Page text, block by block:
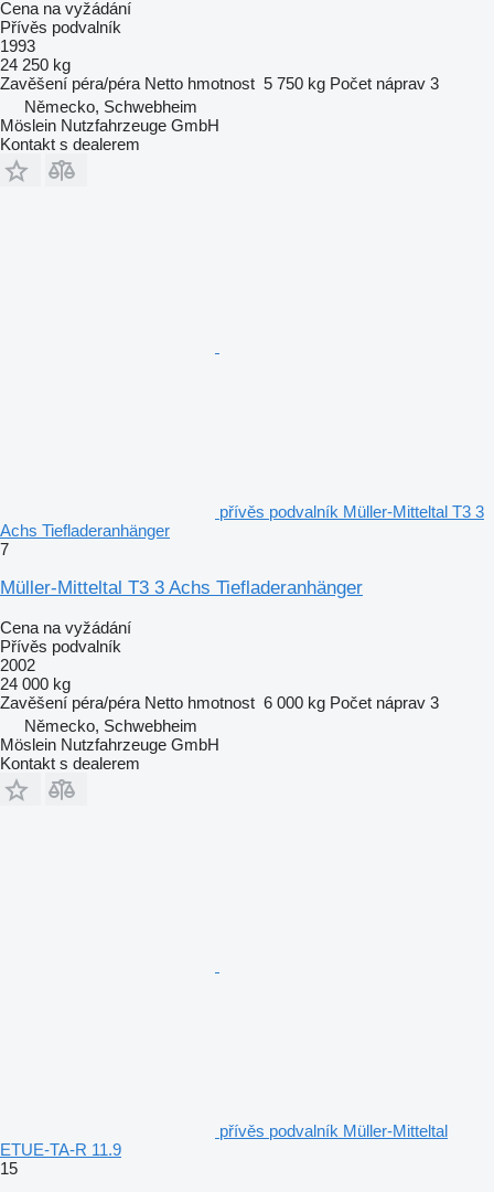
Cena na vyžádání
Přívěs podvalník
1993
24 250 kg
Zavěšení péra/péra Netto hmotnost 5 750 kg Počet náprav 3
Německo, Schwebheim
Möslein Nutzfahrzeuge GmbH
Kontakt s dealerem
přívěs podvalník Müller-Mitteltal T3 3
Achs Tiefladeranhänger
7
Müller-Mitteltal T3 3 Achs Tiefladeranhänger
Cena na vyžádání
Přívěs podvalník
2002
24 000 kg
Zavěšení péra/péra Netto hmotnost 6 000 kg Počet náprav 3
Německo, Schwebheim
Möslein Nutzfahrzeuge GmbH
Kontakt s dealerem
přívěs podvalník Müller-Mitteltal
ETUE-TA-R 11.9
15